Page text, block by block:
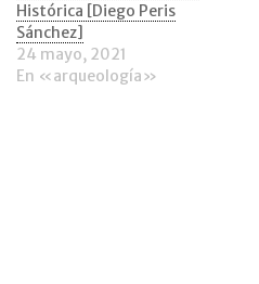
Histórica [Diego Peris
Sánchez]
24 mayo, 2021
En «arqueología»